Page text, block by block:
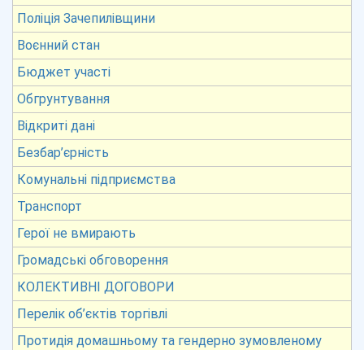
Поліція Зачепилівщини
Воєнний стан
Бюджет участі
Обгрунтування
Відкриті дані
Безбар’єрність
Комунальні підприємства
Транспорт
Герої не вмирають
Громадські обговорення
КОЛЕКТИВНІ ДОГОВОРИ
Перелік об’єктів торгівлі
Протидія домашньому та гендерно зумовленому